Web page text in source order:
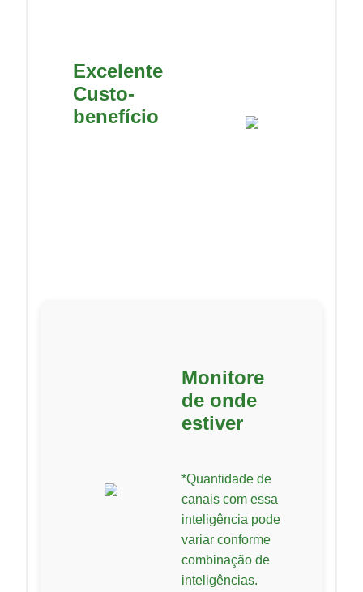
Excelente
Custo-
benefício
Monitore
de onde
estiver
*Quantidade de
canais com essa
inteligência pode
variar conforme
combinação de
inteligências.